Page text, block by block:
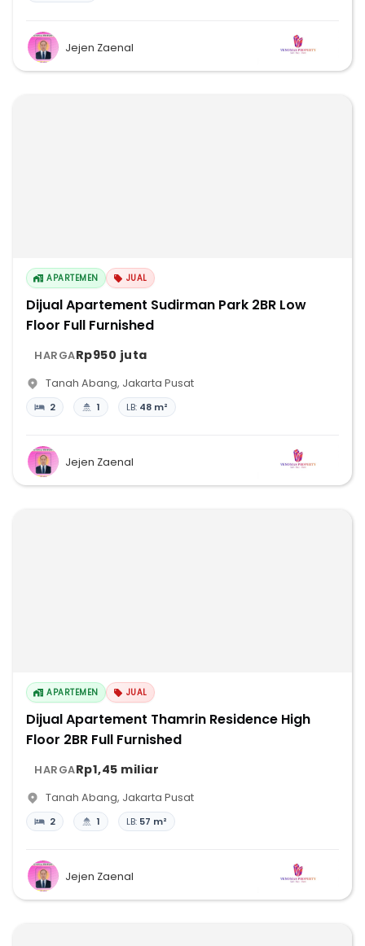
Jejen Zaenal
APARTEMEN JUAL
Dijual Apartement Sudirman Park 2BR Low
Floor Full Furnished
HARGARp950 juta
Tanah Abang, Jakarta Pusat
2 1 LB: 48 m²
Jejen Zaenal
APARTEMEN JUAL
Dijual Apartement Thamrin Residence High
Floor 2BR Full Furnished
HARGARp1,45 miliar
Tanah Abang, Jakarta Pusat
2 1 LB: 57 m²
Jejen Zaenal